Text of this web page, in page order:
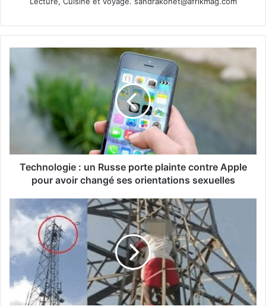
Technologie : un Russe porte plainte contre Apple
pour avoir changé ses orientations sexuelles